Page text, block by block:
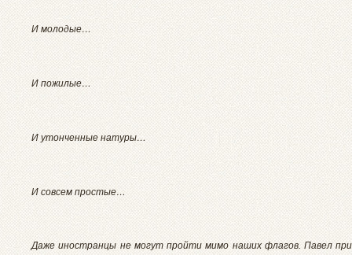
И молодые…
И пожилые…
И утонченные натуры…
И совсем простые…
Даже иностранцы не могут пройти мимо наших флагов. Павел